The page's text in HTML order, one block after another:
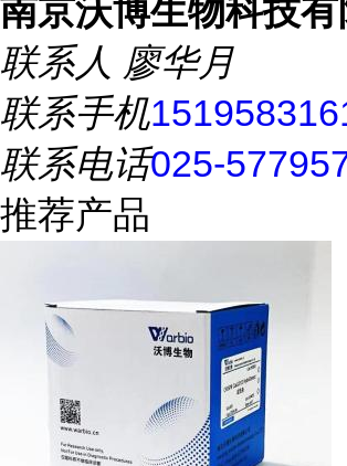
南京沃博生物科技有
联系人 廖华月
联系手机
联系电话025-
推荐产品